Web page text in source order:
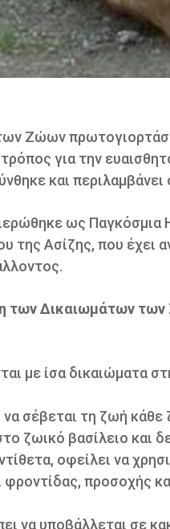
Ζώων
για την
και
ως Παγκόσμια
της Ασίζης, που έχει
των Δικαιωμάτων
με ίσα δικαιώματα
σέβεται τη ζωή κάθε
ζωικό βασίλειο και
οφείλει να
φροντίδας, προσοχής
να υποβάλλεται σε